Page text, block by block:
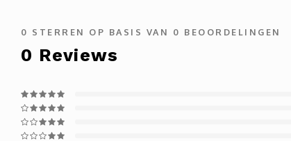
0 STERREN OP BASIS VAN 0 BEOORDELINGEN
0 Reviews